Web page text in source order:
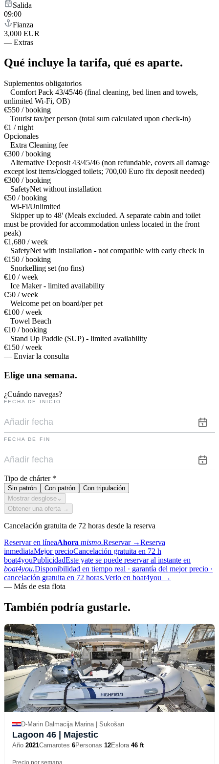
Salida
09:00
Fianza
3,000 EUR
— Extras
Qué incluye la tarifa, qué es aparte.
Suplementos obligatorios
Comfort Pack 43/45/46 (final cleaning, bed linen and towels,
unlimited Wi-Fi, OB)
€550 / booking
Tourist tax/per person (total sum calculated upon check-in)
€1 / night
Opcionales
Extra Cleaning fee
€300 / booking
Alternative Deposit 43/45/46 (non refundable, covers all damage
except lost items/clogged toilets; 700,00 Euro fix deposit needed)
€300 / booking
SafetyNet without installation
€50 / booking
Wi-Fi/Unlimited
Skipper up to 48' (Meals excluded. A separate cabin and toilet
must be provided for accommodation unless located in the front
peak)
€1,680 / week
SafetyNet with installation - not compatible with early check in
€150 / booking
Snorkelling set (no fins)
€10 / week
Ice Maker - limited availability
€50 / week
Welcome pet on board/per pet
€100 / week
Towel Beach
€10 / booking
Stand Up Paddle (SUP) - limited availability
€150 / week
— Enviar la consulta
Elige una semana.
¿Cuándo navegas?
FECHA DE INICIO
FECHA DE FIN
Tipo de chárter *
Sin patrón Con patrón
Con tripulación
Mostrar desglose ⌄
Obtener una oferta →
Cancelación gratuita de 72 horas desde la reserva
Reservar en líneaAhora mismo.Reservar →Reserva
inmediataMejor precioCancelación gratuita en 72 h
boat4youPublicidadEste yate se puede reservar al instante en
boat4you.Disponibilidad en tiempo real · garantía del mejor precio ·
cancelación gratuita en 72 horas.Verlo en boat4you →
— Más de esta flota
También podría gustarle.
D-Marin Dalmacija Marina | Sukošan
Lagoon 46 | Majestic
Año 2021Camarotes 6Personas 12Eslora 46 ft
Precio por semana